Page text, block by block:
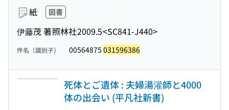
紙 図書
伊藤茂 著照林社2009.5<SC841-J440>
件名（識別子） 00564875 031596386
死体とご遺体 : 夫婦湯灌師と4000
体の出会い (平凡社新書)